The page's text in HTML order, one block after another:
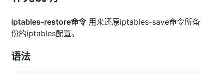
iptables-restore命令用来还原iptables-save命令所备
份的iptables配置。
语法